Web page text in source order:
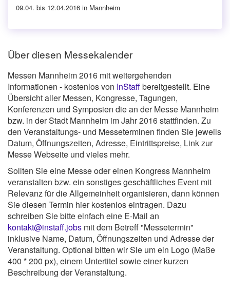
09.04. bis 12.04.2016 in Mannheim
Über diesen Messekalender
Messen Mannheim 2016 mit weitergehenden
Informationen - kostenlos von InStaffbereitgestellt. Eine
Übersicht aller Messen, Kongresse, Tagungen,
Konferenzen und Symposien die an der Messe Mannheim
bzw. in der Stadt Mannheim im Jahr 2016 stattfinden. Zu
den Veranstaltungs- und Messeterminen finden Sie jeweils
Datum, Öffnungszeiten, Adresse, Eintrittspreise, Link zur
Messe Webseite und vieles mehr.
Sollten Sie eine Messe oder einen Kongress Mannheim
veranstalten bzw. ein sonstiges geschäftliches Event mit
Relevanz für die Allgemeinheit organisieren, dann können
Sie diesen Termin hier kostenlos eintragen. Dazu
schreiben Sie bitte einfach eine E-Mail an
kontakt@instaff.jobs mit dem Betreff "Messetermin"
inklusive Name, Datum, Öffnungszeiten und Adresse der
Veranstaltung. Optional bitten wir Sie um ein Logo (Maße
400 * 200 px), einem Untertitel sowie einer kurzen
Beschreibung der Veranstaltung.